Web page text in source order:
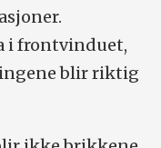
i frontvinduet,
blir riktig